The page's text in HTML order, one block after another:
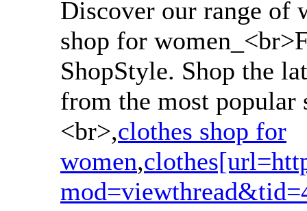
Discover our range of
shop for
ShopStyle. Shop the
from the most popular
<br>,clothes shop for
women,